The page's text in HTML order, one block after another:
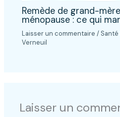
Remède de grand-
ménopause : ce qui
Laisser un commentaire /
Verneuil
Laisser un